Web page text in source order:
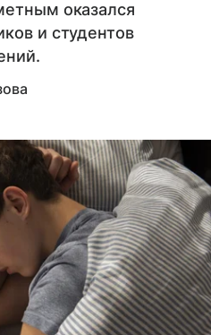
оказался
и студентов